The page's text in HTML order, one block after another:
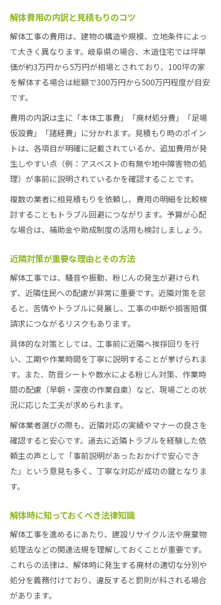
解体費用の内訳と見積もりのコツ
解体工事の費用は、建物の構造や規模、立地条件によっ
て大きく異なります。岐阜県の場合、木造住宅では坪単
価が約3万円から5万円が相場とされており、100坪の家
を解体する場合は総額で300万円から500万円程度が目安
です。
費用の内訳は主に「本体工事費」「廃材処分費」「足場
仮設費」「諸経費」に分かれます。見積もり時のポイン
トは、各項目が明確に記載されているか、追加費用が発
生しやすい点（例：アスベストの有無や地中障害物の処
理）が事前に説明されているかを確認することです。
複数の業者に相見積もりを依頼し、費用の明細を比較検
討することもトラブル回避につながります。予算が心配
な場合は、補助金や助成制度の活用も検討しましょう。
近隣対策が重要な理由とその方法
解体工事では、騒音や振動、粉じんの発生が避けられ
ず、近隣住民への配慮が非常に重要です。近隣対策を怠
ると、苦情やトラブルに発展し、工事の中断や損害賠償
請求につながるリスクもあります。
具体的な対策としては、工事前に近隣へ挨拶回りを行
い、工期や作業時間を丁寧に説明することが挙げられま
す。また、防音シートや散水による粉じん対策、作業時
間の配慮（早朝・深夜の作業自粛）など、現場ごとの状
況に応じた工夫が求められます。
解体業者選びの際も、近隣対応の実績やマナーの良さを
確認すると安心です。過去に近隣トラブルを経験した依
頼主の声として「事前説明があったおかげで安心でき
た」という意見も多く、丁寧な対応が成功の鍵となりま
す。
解体時に知っておくべき法律知識
解体工事を進めるにあたり、建設リサイクル法や廃棄物
処理法などの関連法規を理解しておくことが重要です。
これらの法律は、解体時に発生する廃材の適切な分別や
処分を義務付けており、違反すると罰則が科される場合
があります。